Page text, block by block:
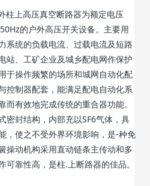
柱上高压真空断路器为额定电压
的户外高压开关设备。主要用
系统的负载电流、过载电流及短路
站、工矿企业及城乡配电网作保护
于操作频繁的场所和城网自动化配
控制器配套，能满足配电自动化系
而有效地完成传统的重合器功能。
密封结构，内部充以SF6气体，具
，使之不受外界环境影响，是-种免
操动机构采用直动链条主传动和多
可靠性高，是柱.上断路器的佳品。